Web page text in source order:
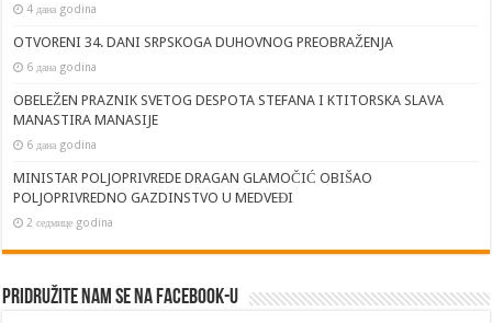
4 дана godina
OTVORENI 34. DANI SRPSKOGA DUHOVNOG PREOBRAŽENJA
6 дана godina
OBELEŽEN PRAZNIK SVETOG DESPOTA STEFANA I KTITORSKA SLAVA
MANASTIRA MANASIJE
6 дана godina
MINISTAR POLJOPRIVREDE DRAGAN GLAMOČIĆ OBIŠAO
POLJOPRIVREDNO GAZDINSTVO U MEDVEĐI
2 седмице godina
Pridružite nam se na Facebook-u